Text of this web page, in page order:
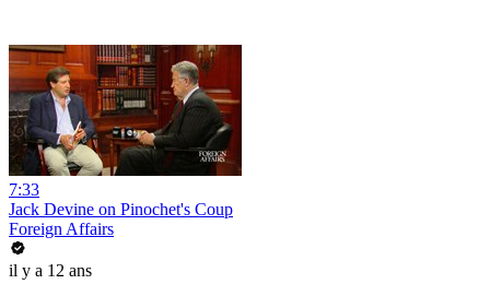
7:33
Jack Devine on Pinochet's Coup
Foreign Affairs
il y a 12 ans